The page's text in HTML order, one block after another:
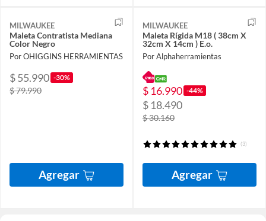
MILWAUKEE
Maleta Contratista Mediana
Color Negro
Por OHIGGINS HERRAMIENTAS
$ 55.990 -30%
$ 79.990
Agregar
MILWAUKEE
Maleta Rígida M18 ( 38cm X
32cm X 14cm ) E.o.
Por Alphaherramientas
$ 16.990 -44%
$ 18.490
$ 30.160
(3)
Agregar